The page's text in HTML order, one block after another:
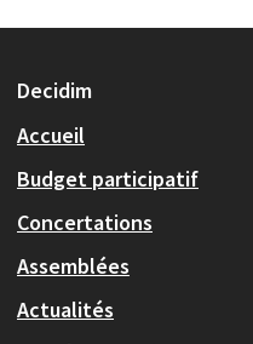
Decidim
Accueil
Budget participatif
Concertations
Assemblées
Actualités